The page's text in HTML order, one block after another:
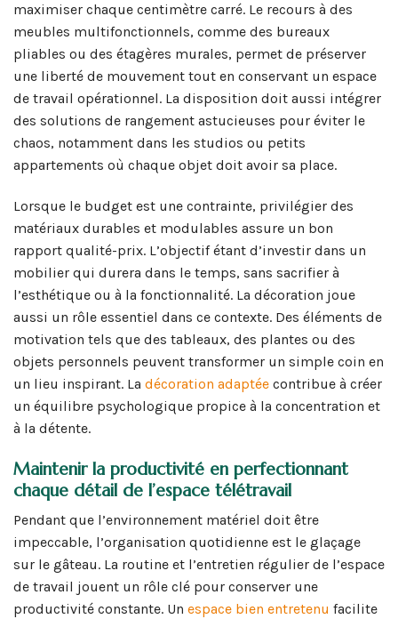
maximiser chaque centimètre carré. Le recours à des
meubles multifonctionnels, comme des bureaux
pliables ou des étagères murales, permet de préserver
une liberté de mouvement tout en conservant un espace
de travail opérationnel. La disposition doit aussi intégrer
des solutions de rangement astucieuses pour éviter le
chaos, notamment dans les studios ou petits
appartements où chaque objet doit avoir sa place.
Lorsque le budget est une contrainte, privilégier des
matériaux durables et modulables assure un bon
rapport qualité-prix. L’objectif étant d’investir dans un
mobilier qui durera dans le temps, sans sacrifier à
l’esthétique ou à la fonctionnalité. La décoration joue
aussi un rôle essentiel dans ce contexte. Des éléments de
motivation tels que des tableaux, des plantes ou des
objets personnels peuvent transformer un simple coin en
un lieu inspirant. La décoration adaptée contribue à créer
un équilibre psychologique propice à la concentration et
à la détente.
Maintenir la productivité en perfectionnant
chaque détail de l’espace télétravail
Pendant que l’environnement matériel doit être
impeccable, l’organisation quotidienne est le glaçage
sur le gâteau. La routine et l’entretien régulier de l’espace
de travail jouent un rôle clé pour conserver une
productivité constante. Un espace bien entretenu facilite